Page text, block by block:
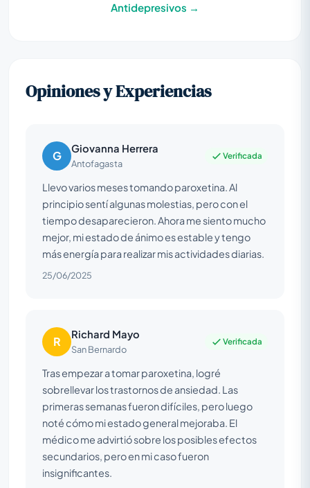
Antidepresivos →
Opiniones y Experiencias
G Giovanna Herrera
Antofagasta
Verificada
Llevo varios meses tomando paroxetina. Al
principio sentí algunas molestias, pero con el
tiempo desaparecieron. Ahora me siento mucho
mejor, mi estado de ánimo es estable y tengo
más energía para realizar mis actividades diarias.
25/06/2025
R Richard Mayo
San Bernardo
Verificada
Tras empezar a tomar paroxetina, logré
sobrellevar los trastornos de ansiedad. Las
primeras semanas fueron difíciles, pero luego
noté cómo mi estado general mejoraba. El
médico me advirtió sobre los posibles efectos
secundarios, pero en mi caso fueron
insignificantes.